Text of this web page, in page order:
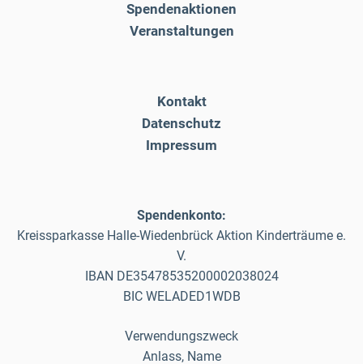
Spendenaktionen
Veranstaltungen
Kontakt
Datenschutz
Impressum
Spendenkonto:
Kreissparkasse Halle-Wiedenbrück Aktion Kinderträume e.
V.
IBAN DE35478535200002038024
BIC WELADED1WDB
Verwendungszweck
Anlass, Name